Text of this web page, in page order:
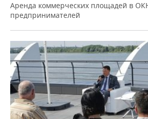
Аренда коммерческих площадей в
предпринимателей